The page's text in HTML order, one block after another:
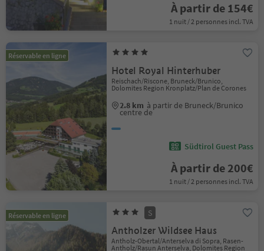
À partir de 154€
1 nuit / 2 personnes incl. TVA
Réservable en ligne
Hotel Royal Hinterhuber
Reischach/Riscone, Bruneck/Brunico,
Dolomites Region Kronplatz/Plan de Corones
2.8 km à partir de Bruneck/Brunico
centre de
Südtirol Guest Pass
À partir de 200€
1 nuit / 2 personnes incl. TVA
Réservable en ligne S
Antholzer Wildsee Haus
Antholz-Obertal/Anterselva di Sopra, Rasen-
Antholz/Rasun Anterselva, Dolomites Region